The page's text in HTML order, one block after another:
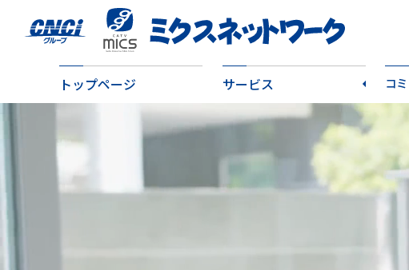
トップページ サービス コ